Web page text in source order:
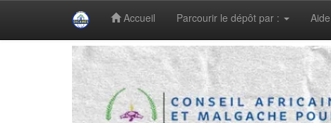
Accueil Parcourir le dépôt par : Aide